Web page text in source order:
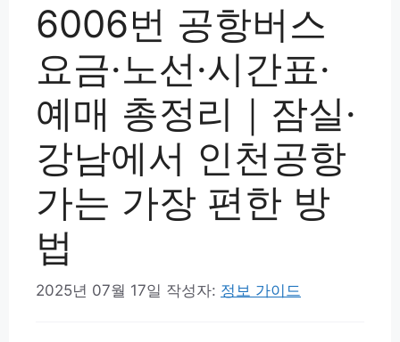
6006번 공항버스
요금·노선·시간표·
예매 총정리｜잠실·
강남에서 인천공항
가는 가장 편한 방
법
2025년 07월 17일 작성자: 정보 가이드